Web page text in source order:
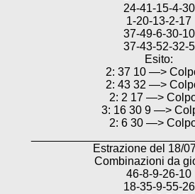
24-41-15-4-30
1-20-13-2-17
37-49-6-30-10
37-43-52-32-5
Esito:
2: 37 10 —>
2: 43 32 —>
2: 2 17 —>
3: 16 30 9 —>
2: 6 30 —>
Estrazione del 18/
Combinazioni da
46-8-9-26-10
18-35-9-55-26